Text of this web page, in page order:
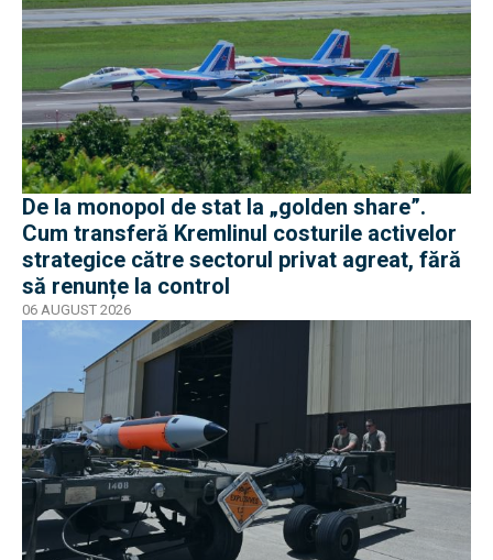
De la monopol de stat la „golden share”.
Cum transferă Kremlinul costurile activelor
strategice către sectorul privat agreat, fără
să renunțe la control
06 AUGUST 2026